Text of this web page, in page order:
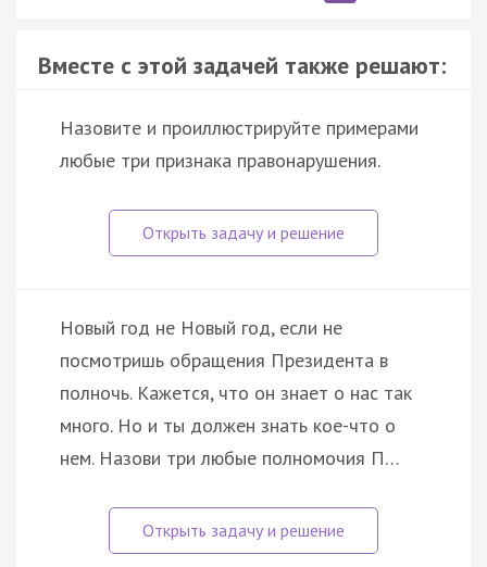
Вместе с этой задачей также решают:
Назовите и проиллюстрируйте примерами
любые три признака правонарушения.
Новый год не Новый год, если не
посмотришь обращения Президента в
полночь. Кажется, что он знает о нас так
много. Но и ты должен знать кое-что о
нем. Назови три любые полномочия П…